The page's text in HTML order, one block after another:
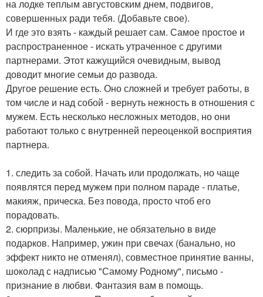
на лодке теплым августовским днем, подвигов,
совершенных ради тебя. (Добавьте свое).
И где это взять - каждый решает сам. Самое простое и
распространенное - искать утраченное с другими
партнерами. Этот кажущийся очевидным, вывод
доводит многие семьи до развода.
Другое решение есть. Оно сложней и требует работы, в
том числе и над собой - вернуть нежность в отношения с
мужем. Есть несколько несложных методов, но они
работают только с внутренней переоценкой восприятия
партнера.
1. следить за собой. Начать или продолжать, но чаще
появлятся перед мужем при полном параде - платье,
макияж, прическа. Без повода, просто чтоб его
порадовать.
2. сюрпризы. Маленькие, не обязательно в виде
подарков. Например, ужин при свечах (банально, но
эффект никто не отменял), совместное принятие ванны,
шоколад с надписью "Самому Родному", письмо -
признание в любви. Фантазия вам в помощь.